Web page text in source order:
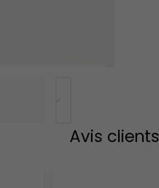
Avis clients